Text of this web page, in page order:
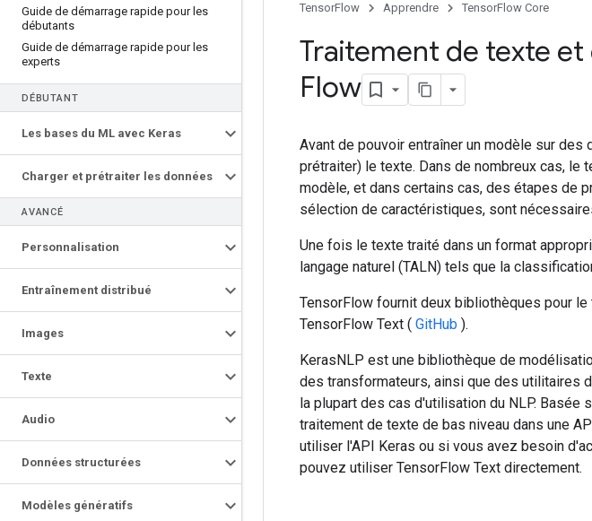
Guide de démarrage rapide pour les
débutants
Guide de démarrage rapide pour les
experts
DÉBUTANT
Les bases du ML avec Keras
Charger et prétraiter les données
AVANCÉ
Personnalisation
Entraînement distribué
Images
Texte
Audio
Données structurées
Modèles génératifs
TensorFlow Apprendre TensorFlow Core
Traitement de texte et
Flow
Avant de pouvoir entraîner un modèle sur
prétraiter) le texte. Dans de nombreux cas,
modèle, et dans certains cas, des étapes de
sélection de caractéristiques, sont
Une fois le texte traité dans un format
langage naturel (TALN) tels que la
TensorFlow fournit deux bibliothèques pour
TensorFlow Text ( GitHub ).
KerasNLP est une bibliothèque de
des transformateurs, ainsi que des utilitaires
la plupart des cas d'utilisation du NLP.
traitement de texte de bas niveau dans une
utiliser l'API Keras ou si vous avez besoin
pouvez utiliser TensorFlow Text directement.